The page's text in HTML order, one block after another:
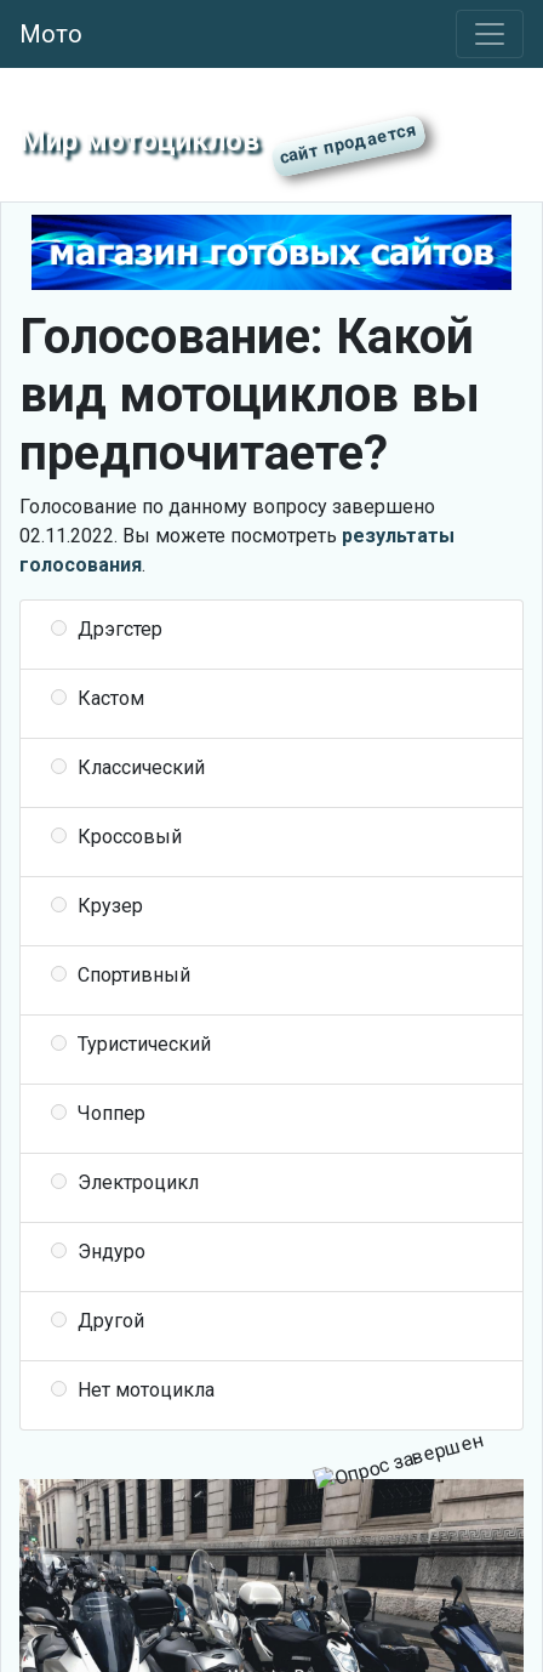
Мото
Мир мотоциклов
Голосование: Какой
вид мотоциклов вы
предпочитаете?
Голосование по данному вопросу завершено
02.11.2022. Вы можете посмотреть результаты
голосования.
Дрэгстер
Кастом
Классический
Кроссовый
Крузер
Спортивный
Туристический
Чоппер
Электроцикл
Эндуро
Другой
Нет мотоцикла